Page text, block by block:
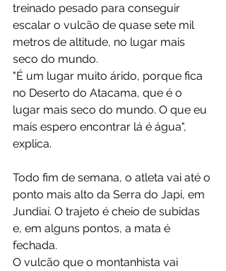
treinado pesado para conseguir
escalar o vulcão de quase sete mil
metros de altitude, no lugar mais
seco do mundo.
"É um lugar muito árido, porque fica
no Deserto do Atacama, que é o
lugar mais seco do mundo. O que eu
mais espero encontrar lá é água",
explica.
Todo fim de semana, o atleta vai até o
ponto mais alto da Serra do Japi, em
Jundiaí. O trajeto é cheio de subidas
e, em alguns pontos, a mata é
fechada.
O vulcão que o montanhista vai